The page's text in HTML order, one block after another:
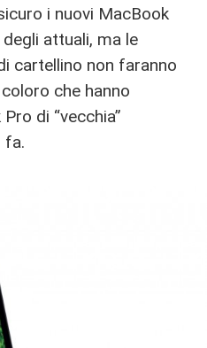
i nuovi MacBook
attuali, ma le
cartellino non faranno
che hanno
di “vecchia”
fa.